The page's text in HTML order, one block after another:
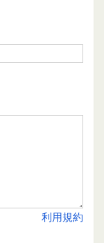
利用規約